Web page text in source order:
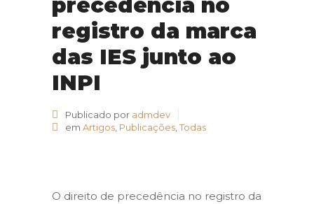
precedência no
registro da marca
das IES junto ao
INPI
Publicado por admdev
em Artigos Publicações Todas
O direito de precedência no registro da